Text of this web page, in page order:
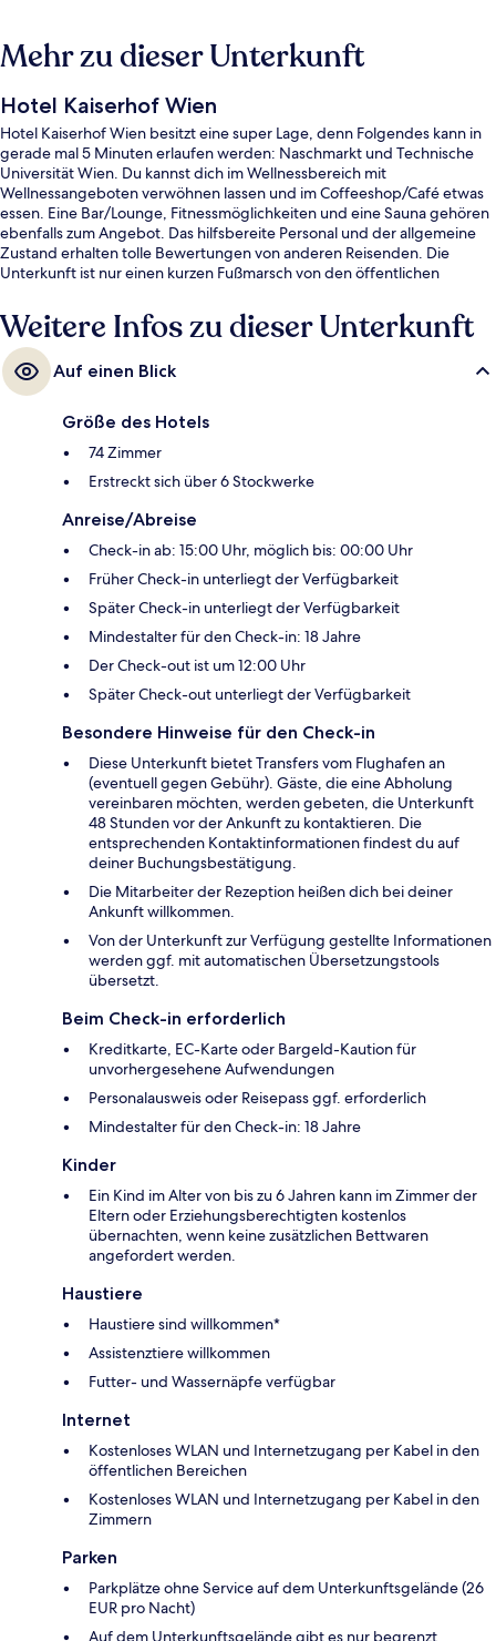
Mehr zu dieser Unterkunft
Hotel Kaiserhof Wien
Hotel Kaiserhof Wien besitzt eine super Lage, denn Folgendes kann in
gerade mal 5 Minuten erlaufen werden: Naschmarkt und Technische
Universität Wien. Du kannst dich im Wellnessbereich mit
Wellnessangeboten verwöhnen lassen und im Coffeeshop/Café etwas
essen. Eine Bar/Lounge, Fitnessmöglichkeiten und eine Sauna gehören
ebenfalls zum Angebot. Das hilfsbereite Personal und der allgemeine
Zustand erhalten tolle Bewertungen von anderen Reisenden. Die
Unterkunft ist nur einen kurzen Fußmarsch von den öffentlichen
Station Wien Resselgasse) bzw. 3 Minuten (Straßenbahnhaltestelle
Paulanergasse).
Weitere Infos zu dieser Unterkunft
Auf einen Blick
Größe des Hotels
74 Zimmer
Erstreckt sich über 6 Stockwerke
Anreise/Abreise
Check-in ab: 15:00 Uhr, möglich bis: 00:00 Uhr
Früher Check-in unterliegt der Verfügbarkeit
Später Check-in unterliegt der Verfügbarkeit
Mindestalter für den Check-in: 18 Jahre
Der Check-out ist um 12:00 Uhr
Später Check-out unterliegt der Verfügbarkeit
Besondere Hinweise für den Check-in
Diese Unterkunft bietet Transfers vom Flughafen an
(eventuell gegen Gebühr). Gäste, die eine Abholung
vereinbaren möchten, werden gebeten, die Unterkunft
48 Stunden vor der Ankunft zu kontaktieren. Die
entsprechenden Kontaktinformationen findest du auf
deiner Buchungsbestätigung.
Die Mitarbeiter der Rezeption heißen dich bei deiner
Ankunft willkommen.
Von der Unterkunft zur Verfügung gestellte Informationen
werden ggf. mit automatischen Übersetzungstools
übersetzt.
Beim Check-in erforderlich
Kreditkarte, EC-Karte oder Bargeld-Kaution für
unvorhergesehene Aufwendungen
Personalausweis oder Reisepass ggf. erforderlich
Mindestalter für den Check-in: 18 Jahre
Kinder
Ein Kind im Alter von bis zu 6 Jahren kann im Zimmer der
Eltern oder Erziehungsberechtigten kostenlos
übernachten, wenn keine zusätzlichen Bettwaren
angefordert werden.
Haustiere
Haustiere sind willkommen*
Assistenztiere willkommen
Futter- und Wassernäpfe verfügbar
Internet
Kostenloses WLAN und Internetzugang per Kabel in den
öffentlichen Bereichen
Kostenloses WLAN und Internetzugang per Kabel in den
Zimmern
Parken
Parkplätze ohne Service auf dem Unterkunftsgelände (26
EUR pro Nacht)
Auf dem Unterkunftsgelände gibt es nur begrenzt